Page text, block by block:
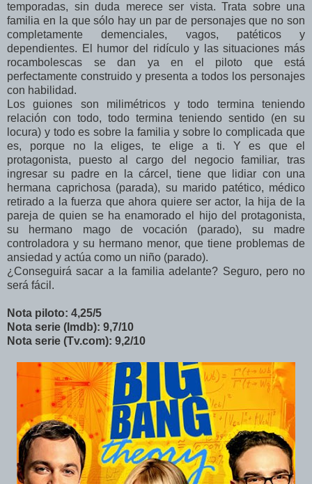
temporadas, sin duda merece ser vista. Trata sobre una
familia en la que sólo hay un par de personajes que no son
completamente demenciales, vagos, patéticos y
dependientes. El humor del ridículo y las situaciones más
rocambolescas se dan ya en el piloto que está
perfectamente construido y presenta a todos los personajes
con habilidad.
Los guiones son milimétricos y todo termina teniendo
relación con todo, todo termina teniendo sentido (en su
locura) y todo es sobre la familia y sobre lo complicada que
es, porque no la eliges, te elige a ti. Y es que el
protagonista, puesto al cargo del negocio familiar, tras
ingresar su padre en la cárcel, tiene que lidiar con una
hermana caprichosa (parada), su marido patético, médico
retirado a la fuerza que ahora quiere ser actor, la hija de la
pareja de quien se ha enamorado el hijo del protagonista,
su hermano mago de vocación (parado), su madre
controladora y su hermano menor, que tiene problemas de
ansiedad y actúa como un niño (parado).
¿Conseguirá sacar a la familia adelante? Seguro, pero no
será fácil.
Nota piloto: 4,25/5
Nota serie (Imdb): 9,7/10
Nota serie (Tv.com): 9,2/10